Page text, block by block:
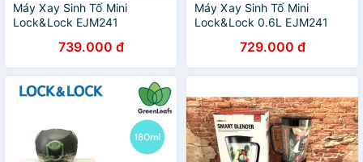
Máy Xay Sinh Tố Mini
Lock&Lock EJM241
739.000 đ
Máy Xay Sinh Tố Mini
Lock&Lock 0.6L EJM241
729.000 đ